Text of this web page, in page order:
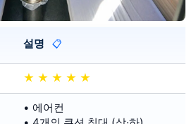
설명 📋
★ ★ ★ ★ ★
• 에어컨